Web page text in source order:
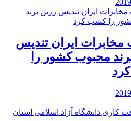
ایران تندیس
محبوب کشور را